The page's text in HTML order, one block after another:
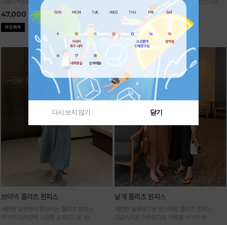
47,000
형 커버 허리 전체 밴딩으로 편안한 착용감
29,000
브이넥 플리츠 원피스
세련된 실루엣이 돋보이는 플리츠 원피스
우아한 디자인에 시원한 소재감으로 굿!
날개 플리츠 원피스
세련된 실루엣으로 멋스러운 플리츠 원피스
고급스러운 아웃핏으로 여름을 우아하게!
다시 보지 않기 닫기